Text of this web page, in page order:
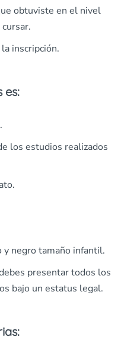
obtuviste en el nivel
inscripción.
es:
los estudios realizados
y negro tamaño infantil.
presentar todos los
bajo un estatus legal.